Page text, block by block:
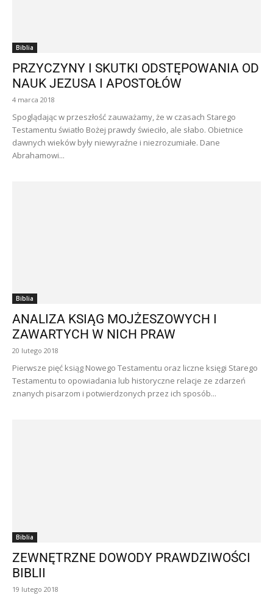
Biblia
PRZYCZYNY I SKUTKI ODSTĘPOWANIA OD
NAUK JEZUSA I APOSTOŁÓW
4 marca 2018
Spoglądając w przeszłość zauważamy, że w czasach Starego
Testamentu światło Bożej prawdy świeciło, ale słabo. Obietnice
dawnych wieków były niewyraźne i niezrozumiałe. Dane
Abrahamowi...
Biblia
ANALIZA KSIĄG MOJŻESZOWYCH I
ZAWARTYCH W NICH PRAW
20 lutego 2018
Pierwsze pięć ksiąg Nowego Testamentu oraz liczne księgi Starego
Testamentu to opowiadania lub historyczne relacje ze zdarzeń
znanych pisarzom i potwierdzonych przez ich sposób...
Biblia
ZEWNĘTRZNE DOWODY PRAWDZIWOŚCI
BIBLII
19 lutego 2018